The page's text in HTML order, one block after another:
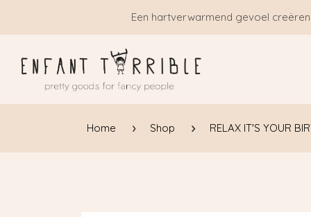
Een hartverwarmend gevoel creëren
Home Shop RELAX IT'S YOUR